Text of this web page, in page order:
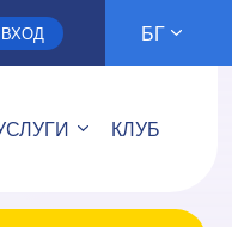
ВХОД БГ
КЛУБ